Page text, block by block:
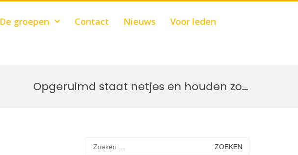
De groepen Contact Nieuws Voor leden
Opgeruimd staat netjes en houden zo…
Zoeken
naar: